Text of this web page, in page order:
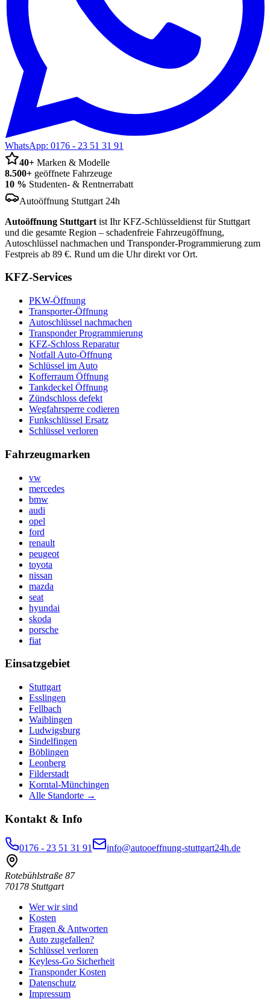
WhatsApp: 0176 - 23 51 31 91
40+ Marken & Modelle
8.500+ geöffnete Fahrzeuge
10 % Studenten- & Rentnerrabatt
Autoöffnung Stuttgart 24h
Autoöffnung Stuttgart ist Ihr KFZ-Schlüsseldienst für Stuttgart
und die gesamte Region – schadenfreie Fahrzeugöffnung,
Autoschlüssel nachmachen und Transponder-Programmierung zum
Festpreis ab 89 €. Rund um die Uhr direkt vor Ort.
KFZ-Services
PKW-Öffnung
Transporter-Öffnung
Autoschlüssel nachmachen
Transponder Programmierung
KFZ-Schloss Reparatur
Notfall Auto-Öffnung
Schlüssel im Auto
Kofferraum Öffnung
Tankdeckel Öffnung
Zündschloss defekt
Wegfahrsperre codieren
Funkschlüssel Ersatz
Schlüssel verloren
Fahrzeugmarken
vw
mercedes
bmw
audi
opel
ford
renault
peugeot
toyota
nissan
mazda
seat
hyundai
skoda
porsche
fiat
Einsatzgebiet
Stuttgart
Esslingen
Fellbach
Waiblingen
Ludwigsburg
Sindelfingen
Böblingen
Leonberg
Filderstadt
Korntal-Münchingen
Alle Standorte →
Kontakt & Info
0176 - 23 51 31 91 info@autooeffnung-stuttgart24h.de
Rotebühlstraße 87
70178 Stuttgart
Wer wir sind
Kosten
Fragen & Antworten
Auto zugefallen?
Schlüssel verloren
Keyless-Go Sicherheit
Transponder Kosten
Datenschutz
Impressum